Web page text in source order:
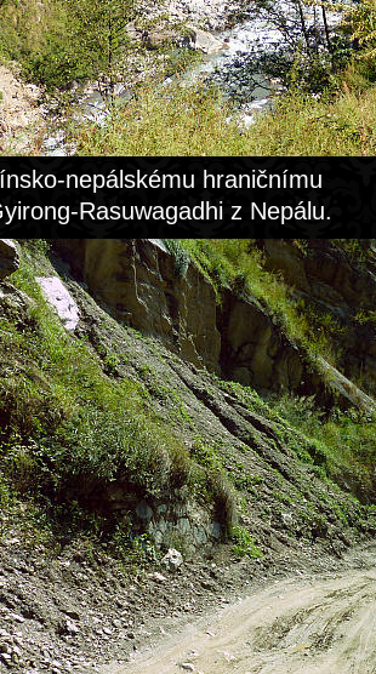
nepálskému hraničnímu
Rasuwagadhi z Nepálu.